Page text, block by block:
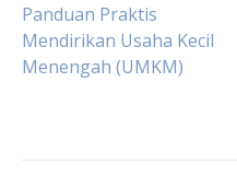
Post
navigation
Panduan Praktis
Mendirikan Usaha Kecil
Menengah (UMKM)